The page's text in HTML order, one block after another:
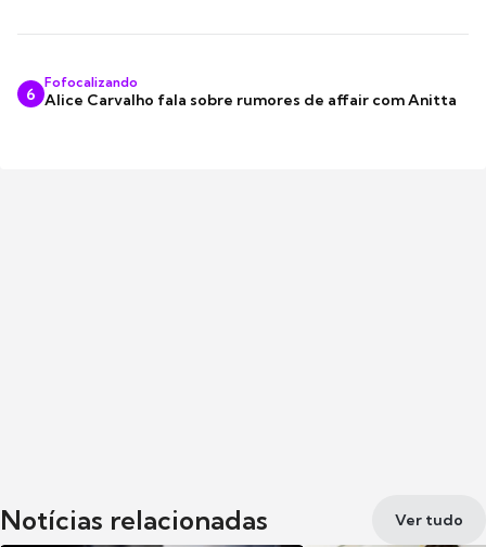
6
Fofocalizando
Alice Carvalho fala sobre rumores de affair com Anitta
Notícias relacionadas Ver tudo